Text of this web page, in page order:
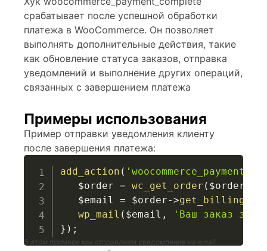
срабатывает после успешной обработки
платежа в WooCommerce. Он позволяет
выполнять дополнительные действия, такие
как обновление статуса заказов, отправка
уведомлений и выполнение других операций,
связанных с завершением платежа
Примеры использования
Пример отправки уведомления клиенту
после завершения платежа:
add_action (
$order = wc_get_order ( $order_id
$email
= $order->
wp_mail ( $email ,
'Ваш заказ
} ) ;
В этом примере мы отправляем уведомление на email